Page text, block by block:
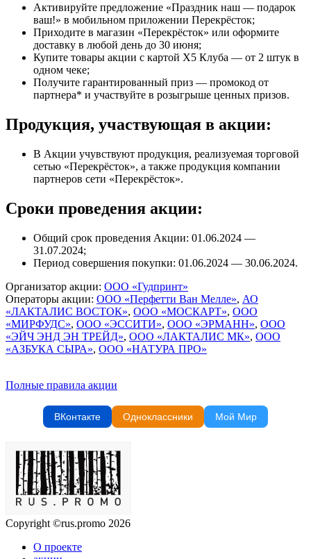
Активируйте предложение «Праздник наш — подарок
ваш!» в мобильном приложении Перекрёсток;
Приходите в магазин «Перекрёсток» или оформите
доставку в любой день до 30 июня;
Купите товары акции с картой Х5 Клуба — от 2 штук в
одном чеке;
Получите гарантированный приз — промокод от
партнера* и участвуйте в розыгрыше ценных призов.
Продукция, участвующая в акции:
В Акции учувствуют продукция, реализуемая торговой
сетью «Перекрёсток», а также продукция компании
партнеров сети «Перекрёсток».
Сроки проведения акции:
Общий срок проведения Акции: 01.06.2024 —
31.07.2024;
Период совершения покупки: 01.06.2024 — 30.06.2024.
Организатор акции: ООО «Гудпринт»
Операторы акции: ООО «Перфетти Ван Мелле», АО
«ЛАКТАЛИС ВОСТОК», ООО «МОСКАРТ», ООО
«МИРФУДС», ООО «ЭССИТИ», ООО «ЭРМАНН», ООО
«ЭЙЧ ЭНД ЭН ТРЕЙД», ООО «ЛАКТАЛИС МК», ООО
«АЗБУКА СЫРА», ООО «НАТУРА ПРО»
Полные правила акции
ВКонтакте Одноклассники Мой Мир
Copyright ©rus.promo 2026
О проекте